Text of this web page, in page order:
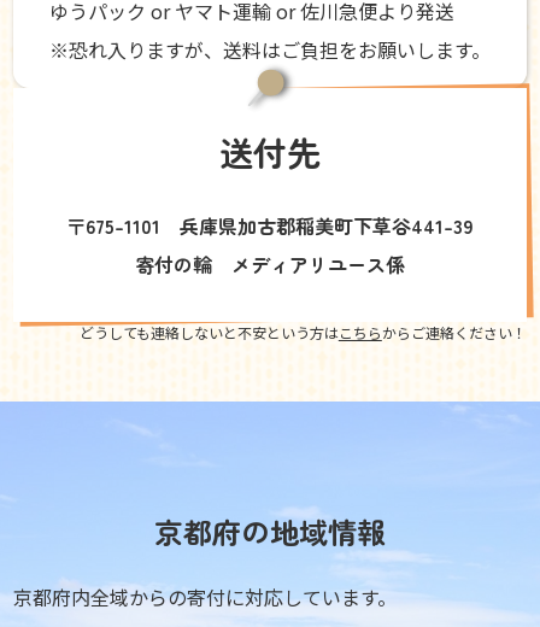
ゆうパック or ヤマト運輸 or 佐川急便より発送
※恐れ入りますが、送料はご負担をお願いします。
送付先
〒675-1101 兵庫県加古郡稲美町下草谷441-39
寄付の輪 メディアリユース係
どうしても連絡しないと不安という方はこちらからご連絡ください！
京都府の地域情報
京都府内全域からの寄付に対応しています。